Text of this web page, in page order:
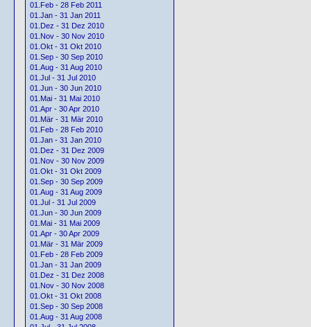
01.Feb - 28 Feb 2011
01.Jan - 31 Jan 2011
01.Dez - 31 Dez 2010
01.Nov - 30 Nov 2010
01.Okt - 31 Okt 2010
01.Sep - 30 Sep 2010
01.Aug - 31 Aug 2010
01.Jul - 31 Jul 2010
01.Jun - 30 Jun 2010
01.Mai - 31 Mai 2010
01.Apr - 30 Apr 2010
01.Mär - 31 Mär 2010
01.Feb - 28 Feb 2010
01.Jan - 31 Jan 2010
01.Dez - 31 Dez 2009
01.Nov - 30 Nov 2009
01.Okt - 31 Okt 2009
01.Sep - 30 Sep 2009
01.Aug - 31 Aug 2009
01.Jul - 31 Jul 2009
01.Jun - 30 Jun 2009
01.Mai - 31 Mai 2009
01.Apr - 30 Apr 2009
01.Mär - 31 Mär 2009
01.Feb - 28 Feb 2009
01.Jan - 31 Jan 2009
01.Dez - 31 Dez 2008
01.Nov - 30 Nov 2008
01.Okt - 31 Okt 2008
01.Sep - 30 Sep 2008
01.Aug - 31 Aug 2008